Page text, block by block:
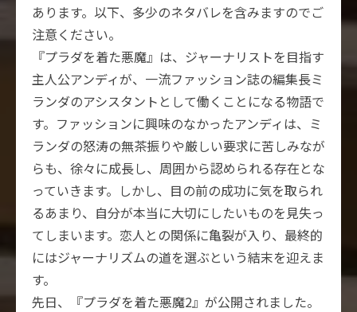
あります。以下、多少のネタバレを含みますのでご
注意ください。
『プラダを着た悪魔』は、ジャーナリストを目指す
主人公アンディが、一流ファッション誌の編集長ミ
ランダのアシスタントとして働くことになる物語で
す。ファッションに興味のなかったアンディは、ミ
ランダの怒涛の無茶振りや厳しい要求に苦しみなが
らも、徐々に成長し、周囲から認められる存在とな
っていきます。しかし、目の前の成功に気を取られ
るあまり、自分が本当に大切にしたいものを見失っ
てしまいます。恋人との関係に亀裂が入り、最終的
にはジャーナリズムの道を選ぶという結末を迎えま
す。
先日、『プラダを着た悪魔2』が公開されました。